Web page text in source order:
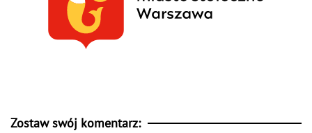
Zostaw swój komentarz: